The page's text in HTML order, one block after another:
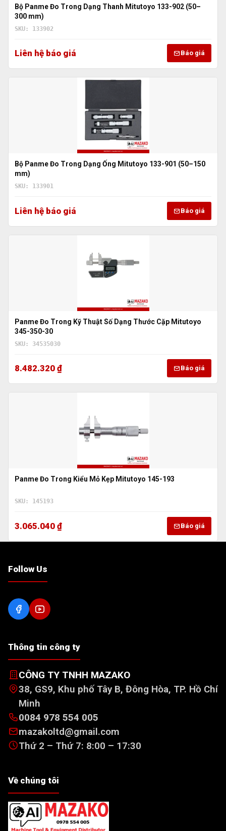
Bộ Panme Đo Trong Dạng Thanh Mitutoyo 133-902 (50–
300 mm)
SKU: 133902
Liên hệ báo giá Báo giá
Bộ Panme Đo Trong Dạng Ống Mitutoyo 133-901 (50–150
mm)
SKU: 133901
Liên hệ báo giá Báo giá
Panme Đo Trong Kỹ Thuật Số Dạng Thước Cặp Mitutoyo
345-350-30
SKU: 34535030
8.482.320 ₫ Báo giá
Panme Đo Trong Kiểu Mỏ Kẹp Mitutoyo 145-193
SKU: 145193
3.065.040 ₫ Báo giá
Follow Us
Thông tin công ty
CÔNG TY TNHH MAZAKO
38, GS9, Khu phố Tây B, Đông Hòa, TP. Hồ Chí
Minh
0084 978 554 005
mazakoltd@gmail.com
Thứ 2 – Thứ 7: 8:00 – 17:30
Về chúng tôi